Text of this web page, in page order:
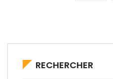
RECHERCHER